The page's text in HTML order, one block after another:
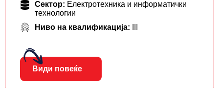
Сектор: Електротехника и информатички
технологии
Ниво на квалификација:
Види повеќе